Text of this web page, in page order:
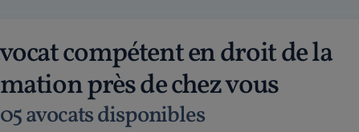
compétent en droit de la
près de chez vous
avocats disponibles